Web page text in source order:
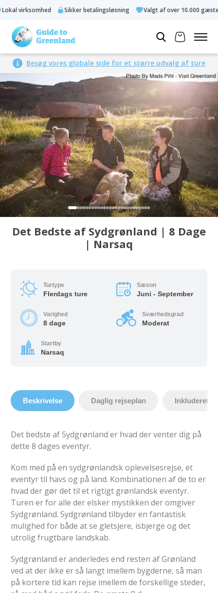
virksomhed Sikker betalingsløsning Valgt af over 10.000 gæster
Besøg vores globale side for et større udvalg af ture
Det Bedste af Sydgrønland | 8 Dage
| Narsaq
Turtype
Flerdags ture
Sæson
Juni - September
Varighed
8 dage
Sværhedsgrad
Moderat
Startby
Narsaq
Beskrivelse Daglig rejseplan Inkluderet
Det bedste af Sydgrønland er hvad der venter dig på
dette 8 dages eventyr.
Kom med på en sydgrønlandsk oplevelsesrejse, et
eventyr til havs og på land. Kombinationen af de to er
hvad der gør det til et rigtigt grønlandsk eventyr.
Turen er for alle der elsker mystikken der omgiver
Sydgrønland. Sydgrønland tilbyder en fantastisk
mulighed for både at se gletsjere, isbjerge og det
utrolig frugtbare landskab.
Sydgrønland er anderledes end resten af Grønland
ved at der ikke er så langt imellem bygderne, så man
på kortere tid kan rejse imellem de forskellige steder,